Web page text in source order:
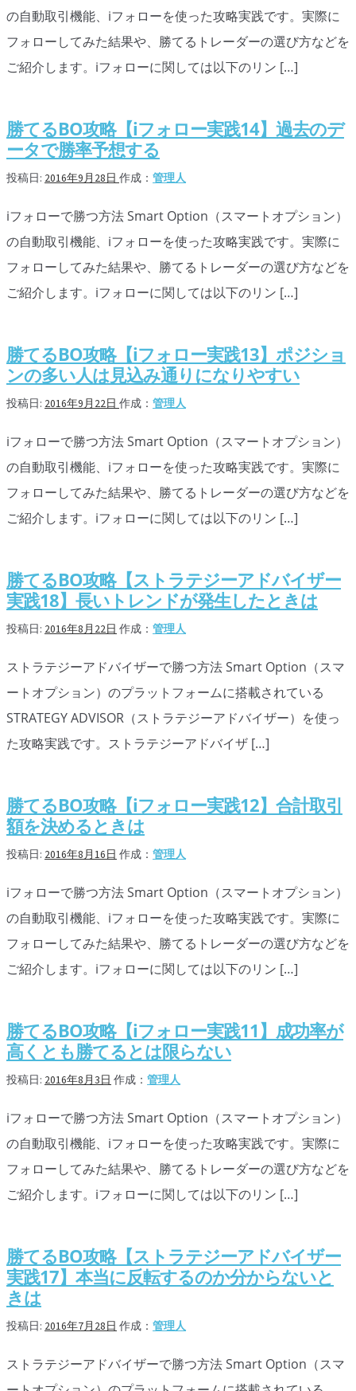
詐欺・ステマなどBO裏話
ステマに注意！
の自動取引機能、iフォローを使った攻略実践です。実際に
フォローしてみた結果や、勝てるトレーダーの選び方などを
ご紹介します。iフォローに関しては以下のリン […]
勝てるBO攻略【iフォロー実践14】過去のデ
ータで勝率予想する
投稿日: 2016年9月28日 作成： 管理人
iフォローで勝つ方法 Smart Option（スマートオプション）
の自動取引機能、iフォローを使った攻略実践です。実際に
フォローしてみた結果や、勝てるトレーダーの選び方などを
ご紹介します。iフォローに関しては以下のリン […]
勝てるBO攻略【iフォロー実践13】ポジショ
ンの多い人は見込み通りになりやすい
投稿日: 2016年9月22日 作成： 管理人
iフォローで勝つ方法 Smart Option（スマートオプション）
の自動取引機能、iフォローを使った攻略実践です。実際に
フォローしてみた結果や、勝てるトレーダーの選び方などを
ご紹介します。iフォローに関しては以下のリン […]
勝てるBO攻略【ストラテジーアドバイザー
実践18】長いトレンドが発生したときは
投稿日: 2016年8月22日 作成： 管理人
ストラテジーアドバイザーで勝つ方法 Smart Option（スマ
ートオプション）のプラットフォームに搭載されている
STRATEGY ADVISOR（ストラテジーアドバイザー）を使っ
た攻略実践です。ストラテジーアドバイザ […]
勝てるBO攻略【iフォロー実践12】合計取引
額を決めるときは
投稿日: 2016年8月16日 作成： 管理人
iフォローで勝つ方法 Smart Option（スマートオプション）
の自動取引機能、iフォローを使った攻略実践です。実際に
フォローしてみた結果や、勝てるトレーダーの選び方などを
ご紹介します。iフォローに関しては以下のリン […]
勝てるBO攻略【iフォロー実践11】成功率が
高くとも勝てるとは限らない
投稿日: 2016年8月3日 作成： 管理人
iフォローで勝つ方法 Smart Option（スマートオプション）
の自動取引機能、iフォローを使った攻略実践です。実際に
フォローしてみた結果や、勝てるトレーダーの選び方などを
ご紹介します。iフォローに関しては以下のリン […]
勝てるBO攻略【ストラテジーアドバイザー
実践17】本当に反転するのか分からないと
きは
投稿日: 2016年7月28日 作成： 管理人
ストラテジーアドバイザーで勝つ方法 Smart Option（スマ